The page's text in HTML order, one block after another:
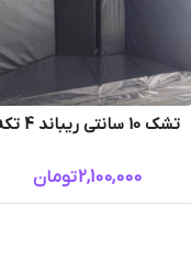
تشک 10 سانتی ریباند 4 تکه
2,100,000تومان